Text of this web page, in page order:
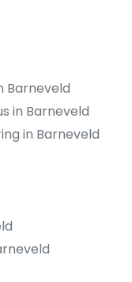
Barneveld
in Barneveld
in Barneveld